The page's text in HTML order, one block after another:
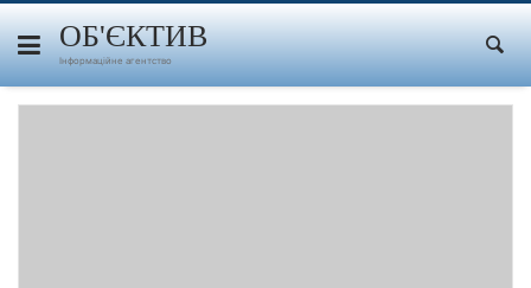
Skip
content ОБ'ЄКТИВ
Інформаційне агентство